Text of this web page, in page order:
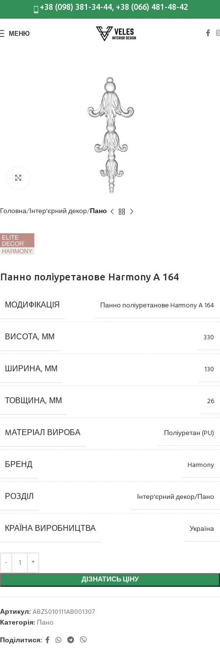
+38 (098) 381-34-44, +38 (066) 481-48-42
МЕНЮ
Клацніть, щоб збільшити
Головна Інтер'єрний декор Пано
Панно поліуретанове Harmony A 164
МОДИФІКАЦІЯ Панно поліуретанове Harmony A 164
ВИСОТА, ММ 330
ШИРИНА, ММ 130
ТОВЩИНА, ММ 26
MАТЕРІАЛ ВИРОБА Поліуретан (PU)
БРЕНД Harmony
РОЗДІЛ Інтер'єрний декор/Пано
КРАЇНА ВИРОБНИЦТВА Україна
ДІЗНАТИСЬ ЦІНУ
Артикул:ABZS010111AB001307
Категорія: Пано
Поділитися: